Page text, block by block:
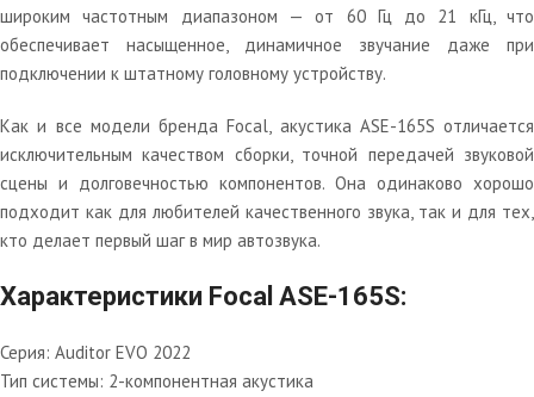
широким частотным диапазоном — от 60 Гц до 21 кГц, что
обеспечивает насыщенное, динамичное звучание даже при
подключении к штатному головному устройству.
Как и все модели бренда Focal, акустика ASE-165S отличается
исключительным качеством сборки, точной передачей звуковой
сцены и долговечностью компонентов. Она одинаково хорошо
подходит как для любителей качественного звука, так и для тех,
кто делает первый шаг в мир автозвука.
Характеристики Focal ASE-165S:
Серия: Auditor EVO 2022
Тип системы: 2-компонентная акустика